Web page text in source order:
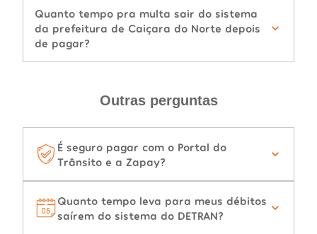
Quanto tempo pra multa sair do sistema
da prefeitura de Caiçara do Norte depois
de pagar?
Outras perguntas
É seguro pagar com o Portal do
Trânsito e a Zapay?
Quanto tempo leva para meus débitos
saírem do sistema do DETRAN?